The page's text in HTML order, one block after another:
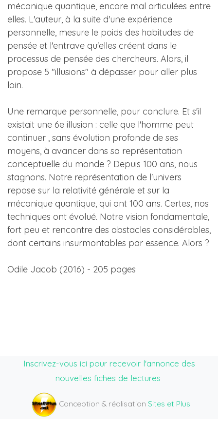
mécanique quantique, encore mal articulées entre
elles. L'auteur, à la suite d'une expérience
personnelle, mesure le poids des habitudes de
pensée et l'entrave qu'elles créent dans le
processus de pensée des chercheurs. Alors, il
propose 5 "illusions" à dépasser pour aller plus
loin.
Une remarque personnelle, pour conclure. Et s'il
existait une 6e illusion : celle que l'homme peut
continuer , sans évolution profonde de ses
moyens, à avancer dans sa représentation
conceptuelle du monde ? Depuis 100 ans, nous
stagnons. Notre représentation de l'univers
repose sur la relativité générale et sur la
mécanique quantique, qui ont 100 ans. Certes, nos
techniques ont évolué. Notre vision fondamentale,
fort peu et rencontre des obstacles considérables,
dont certains insurmontables par essence. Alors ?
Odile Jacob (2016) - 205 pages
Inscrivez-vous ici pour recevoir l'annonce des
nouvelles fiches de lectures
Conception & réalisation Sites et Plus